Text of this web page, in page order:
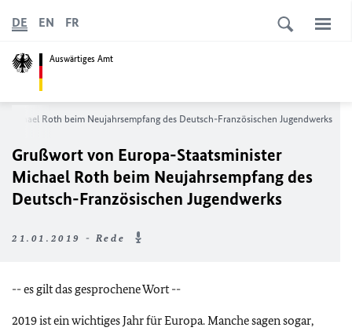
Auswärtiges Amt
DE EN FR
Roth beim Neujahrsempfang des Deutsch-Französischen Jugendwerks
Grußwort von Europa-Staatsminister
Michael Roth beim Neujahrsempfang des
Deutsch-Französischen Jugendwerks
21.01.2019 - Rede
-- es gilt das gesprochene Wort --
2019 ist ein wichtiges Jahr für Europa. Manche sagen sogar,